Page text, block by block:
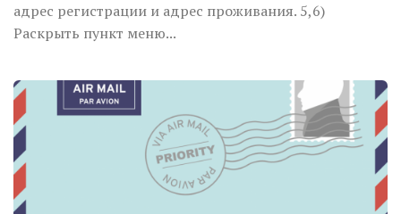
адрес регистрации и адрес проживания. 5,6)
Раскрыть пункт меню...